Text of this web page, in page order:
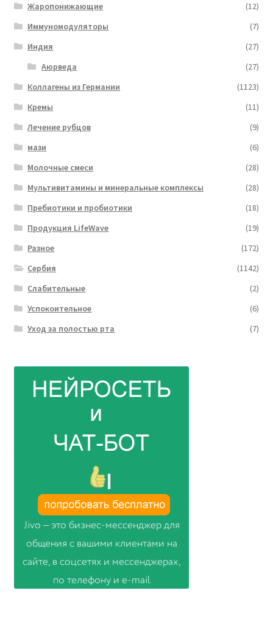
Жаропонижающие
(12)
Иммуномодуляторы
(7)
Индия
(27)
Аюрведа
(27)
Коллагены из Германии
(1123)
Кремы
(11)
Лечение рубцов
(9)
мази
(6)
Молочные смеси
(28)
Мультивитамины и минеральные комплексы
(28)
Пребиотики и пробиотики
(18)
Продукция LifeWave
(19)
Разное
(172)
Сербия
(1142)
Слабительные
(2)
Успокоительное
(6)
Уход за полостью рта
(7)